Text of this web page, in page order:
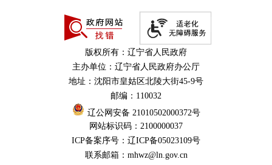
度投资计划审批
项目的通知》（国办发〔2004〕62号）
高等学校设立、撤销、
调整研究生院审批
《国务院关于发布〈高等教育管理职责暂行规
定〉的通知》（国发〔1986〕32号）
中小学国家课程教材编
《国务院对确需保留的行政审批项目设定行政
许可的决定》（国务院令第412号）
《国务院对确需保留的行政审批项目设定行政
许可的决定》（国务院令第412号）
氰化钠生产定点审批
《国务院对确需保留的行政审批项目设定行政
许可的决定》（国务院令第412号）
版权所有：辽宁省人民政府
主办单位：辽宁省人民政府办公厅
地址：沈阳市皇姑区北陵大街45-9号
邮编：110032
辽公网安备 21010502000372号
网站标识码：2100000037
ICP备案序号：辽ICP备05023109号
联系邮箱：mhwz@ln.gov.cn